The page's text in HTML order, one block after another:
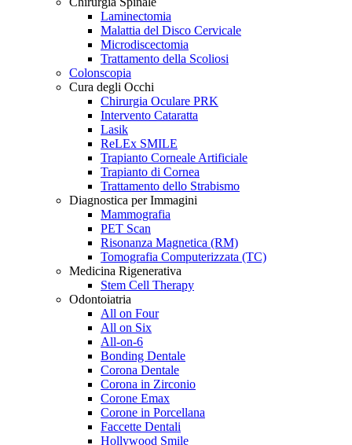
Laminectomia
Malattia del Disco Cervicale
Microdiscectomia
Trattamento della Scoliosi
Colonscopia
Cura degli Occhi
Chirurgia Oculare PRK
Intervento Cataratta
Lasik
ReLEx SMILE
Trapianto Corneale Artificiale
Trapianto di Cornea
Trattamento dello Strabismo
Diagnostica per Immagini
Mammografia
PET Scan
Risonanza Magnetica (RM)
Tomografia Computerizzata (TC)
Medicina Rigenerativa
Stem Cell Therapy
Odontoiatria
All on Four
All on Six
All-on-6
Bonding Dentale
Corona Dentale
Corona in Zirconio
Corone Emax
Corone in Porcellana
Faccette Dentali
Hollywood Smile